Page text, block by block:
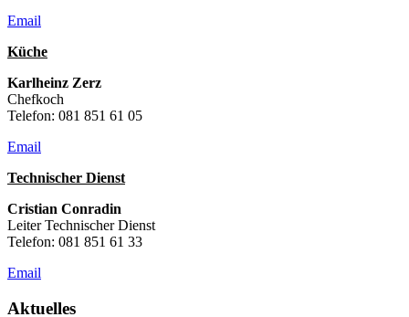
Email
Küche
Karlheinz Zerz
Chefkoch
Telefon: 081 851 61 05
Email
Technischer Dienst
Cristian Conradin
Leiter Technischer Dienst
Telefon: 081 851 61 33
Email
Aktuelles